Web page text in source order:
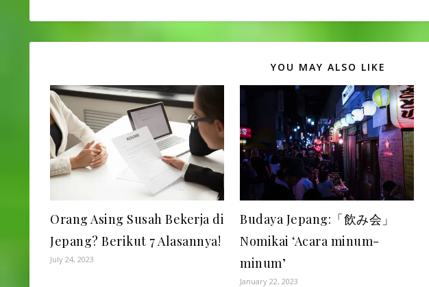
YOU MAY ALSO LIKE
Orang Asing Susah Bekerja di
Jepang? Berikut 7 Alasannya!
July 24, 2023
Budaya Jepang:「飲み会」
Nomikai ‘Acara minum-
minum’
January 22, 2023